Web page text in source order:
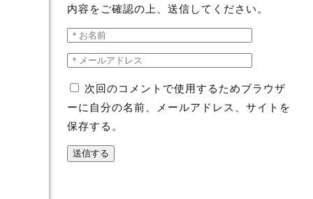
内容をご確認の上、送信してください。
次回のコメントで使用するためブラウザ
ーに自分の名前、メールアドレス、サイトを
保存する。